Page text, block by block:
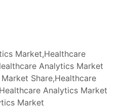
Market,Healthcare
Analytics Market
Share,Healthcare
Analytics Market
Market